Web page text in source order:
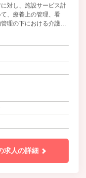
対し、施設サービス計
、療養上の管理、看
理の下における介護及
、その他必要な医療並び
の支援を行うことによ
その有する能力に応じ
生活を営む事が出来る
求人の詳細